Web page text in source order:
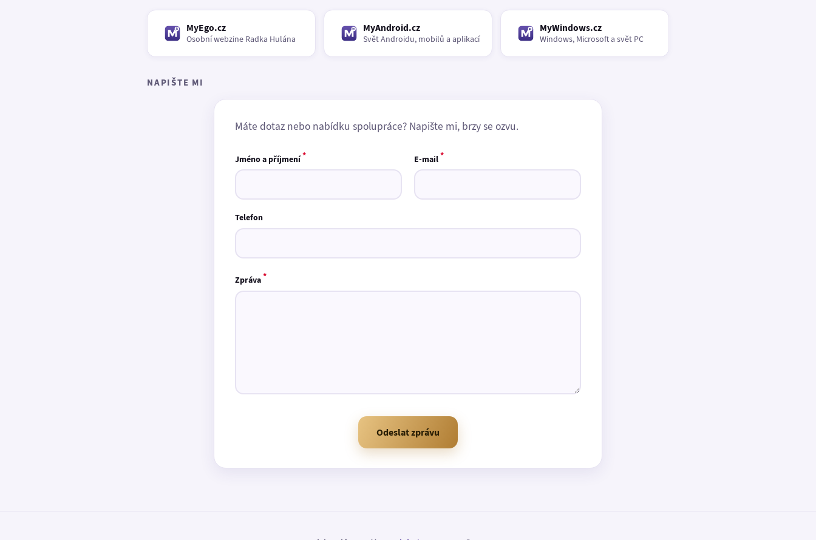
MyEgo.cz
Osobní webzine Radka Hulána
MyAndroid.cz
Svět Androidu, mobilů a aplikací
MyWindows.cz
Windows, Microsoft a svět PC
NAPIŠTE MI
Máte dotaz nebo nabídku spolupráce? Napište mi, brzy se ozvu.
Jméno a příjmení* E-mail*
Telefon
Zpráva*
Odeslat zprávu